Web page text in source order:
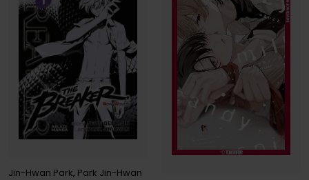
Jin-Hwan Park, Park Jin-Hwan